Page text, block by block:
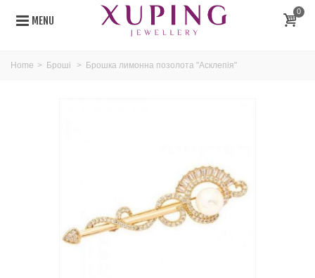
MENU
0
Home > Броші > Брошка лимонна позолота "Асклепія"